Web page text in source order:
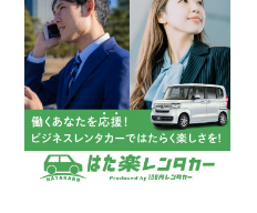
横浜弥生台店
のお知らせ!!
2026三河安城
三河安城店
☆ お盆特別乗